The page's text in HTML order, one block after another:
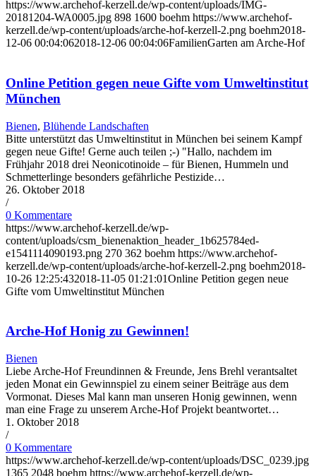
https://www.archehof-kerzell.de/wp-content/uploads/IMG-
20181204-WA0005.jpg 898 1600 boehm https://www.archehof-
kerzell.de/wp-content/uploads/arche-hof-kerzell-2.png boehm2018-
12-06 00:04:062018-12-06 00:04:06FamilienGarten am Arche-Hof
Online Petition gegen neue Gifte vom Umweltinstitut
München
Bienen, Blühende Landschaften
Bitte unterstützt das Umweltinstitut in München bei seinem Kampf
gegen neue Gifte! Gerne auch teilen ;-) "Hallo, nachdem im
Frühjahr 2018 drei Neonicotinoide – für Bienen, Hummeln und
Schmetterlinge besonders gefährliche Pestizide…
26. Oktober 2018
/
0 Kommentare
https://www.archehof-kerzell.de/wp-
content/uploads/csm_bienenaktion_header_1b625784ed-
e1541114090193.png 270 362 boehm https://www.archehof-
kerzell.de/wp-content/uploads/arche-hof-kerzell-2.png boehm2018-
10-26 12:25:432018-11-05 01:21:01Online Petition gegen neue
Gifte vom Umweltinstitut München
Arche-Hof Honig zu Gewinnen!
Bienen
Liebe Arche-Hof Freundinnen & Freunde, Jens Brehl verantsaltet
jeden Monat ein Gewinnspiel zu einem seiner Beiträge aus dem
Vormonat. Dieses Mal kann man unseren Honig gewinnen, wenn
man eine Frage zu unserem Arche-Hof Projekt beantwortet…
1. Oktober 2018
/
0 Kommentare
https://www.archehof-kerzell.de/wp-content/uploads/DSC_0239.jpg
1365 2048 boehm https://www.archehof-kerzell.de/wp-